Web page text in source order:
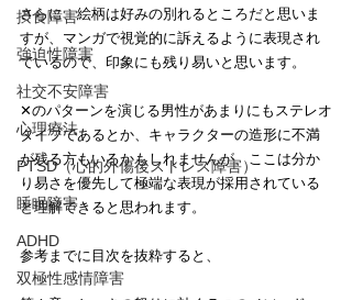
摂食障害
強迫性障害
社交不安障害
心理療法
PTSD（心的外傷後ストレス障害）
睡眠障害
ADHD
双極性感情障害
さらに、絵柄は好みの別れるところだと思いま
すが、マンガで視覚的に訴えるように表現され
ているので、印象にも残り易いと思います。
✕のパターンを演じる男性があまりにもステレオ
タイプであるとか、キャラクターの造形に不満
が残る方もいるかもしれませんが、ここは分か
り易さを優先して極端な表現が採用されている
と理解できると思われます。
参考までに目次を抜粋すると、